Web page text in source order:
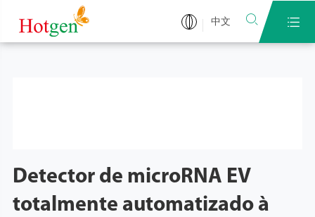
中文  
Detector de microRNA EV
totalmente automatizado à